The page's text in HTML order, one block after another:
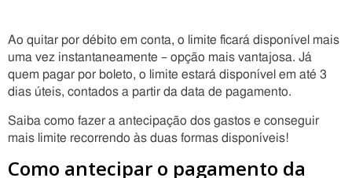
Ao quitar por débito em conta, o limite ficará disponível mais
uma vez instantaneamente – opção mais vantajosa. Já
quem pagar por boleto, o limite estará disponível em até 3
dias úteis, contados a partir da data de pagamento.
Saiba como fazer a antecipação dos gastos e conseguir
mais limite recorrendo às duas formas disponíveis!
Como antecipar o pagamento da